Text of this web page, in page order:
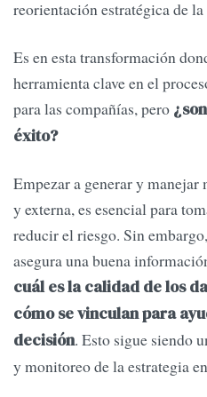
reorientación estratégica de
Es en esta transformación
herramienta clave en el
para las compañías, pero
éxito?
Empezar a generar y
y externa, es esencial para
reducir el riesgo. Sin
asegura una buena
cuál es la calidad de los
cómo se vinculan para
decisión. Esto sigue siendo
y monitoreo de la estrategia